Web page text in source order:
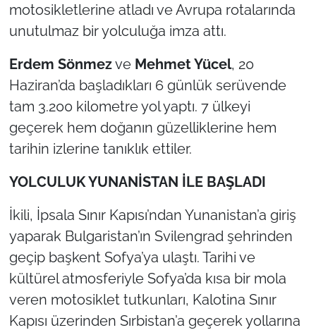
motosikletlerine atladı ve Avrupa rotalarında
unutulmaz bir yolculuğa imza attı.
Erdem Sönmezve Mehmet Yücel, 20
Haziran’da başladıkları 6 günlük serüvende
tam 3.200 kilometre yol yaptı. 7 ülkeyi
geçerek hem doğanın güzelliklerine hem
tarihin izlerine tanıklık ettiler.
YOLCULUK YUNANİSTAN İLE BAŞLADI
İkili, İpsala Sınır Kapısı’ndan Yunanistan’a giriş
yaparak Bulgaristan’ın Svilengrad şehrinden
geçip başkent Sofya’ya ulaştı. Tarihi ve
kültürel atmosferiyle Sofya’da kısa bir mola
veren motosiklet tutkunları, Kalotina Sınır
Kapısı üzerinden Sırbistan’a geçerek yollarına
ÇANAKKALE
Bölge
Güvenlik
Genel
Flaş Haber
Dış Haberler
Magazin